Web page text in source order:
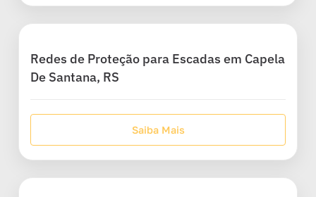
Redes de Proteção para Escadas em Capela
De Santana, RS
Saiba Mais